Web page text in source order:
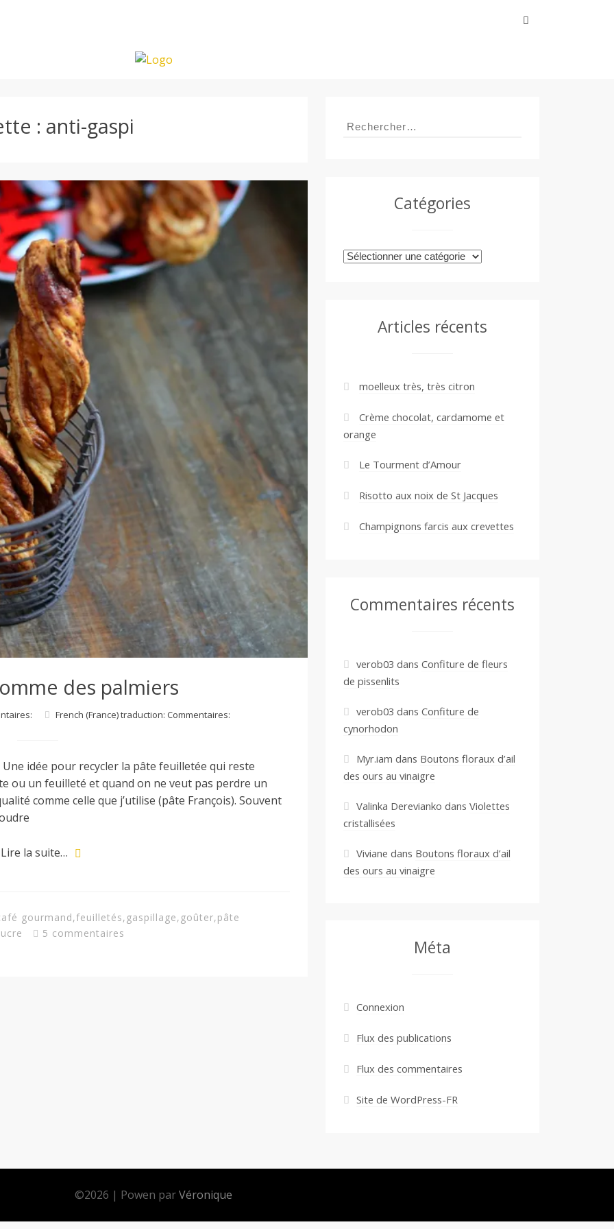
: anti-gaspi
des palmiers
French (France) traduction: Commentaires:
idée pour recycler la pâte feuilletée qui reste
ou un feuilleté et quand on ne veut pas perdre un
comme celle que j’utilise (pâte François). Souvent
Lire la suite…
gourmand,feuilletés, gaspillage, goûter,pâte
5 commentaires
Rechercher :
Catégories
Catégories
Articles récents
moelleux très, très citron
Crème chocolat, cardamome et
orange
Le Tourment d’Amour
Risotto aux noix de St Jacques
Champignons farcis aux crevettes
Commentaires récents
verob03 dans Confiture de fleurs
de pissenlits
verob03 dans Confiture de
cynorhodon
Myr.iam dans Boutons floraux d’ail
des ours au vinaigre
Valinka Derevianko dans Violettes
cristallisées
Viviane dans Boutons floraux d’ail
des ours au vinaigre
Méta
Connexion
Flux des publications
Flux des commentaires
Site de WordPress-FR
©2026 | Powen parVéronique